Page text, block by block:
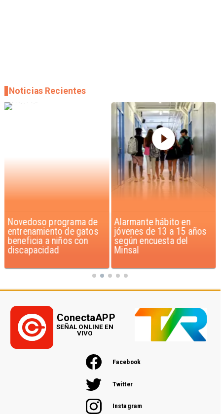
Novedoso programa de
entrenamiento de gatos
beneficia a niños con
discapacidad
Alarmante hábito en
jóvenes de 13 a 15 años
según encuesta del
Minsal
Noticias Recientes
Facebook
Twitter
Instagram
ConectaAPP
SEÑAL ONLINE EN
VIVO